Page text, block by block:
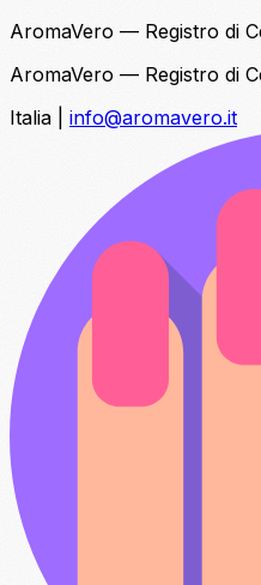
AromaVero — Registro di
AromaVero — Registro di
Italia
info@aromavero.it